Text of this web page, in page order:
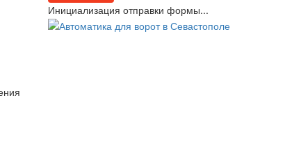
Инициализация отправки формы...